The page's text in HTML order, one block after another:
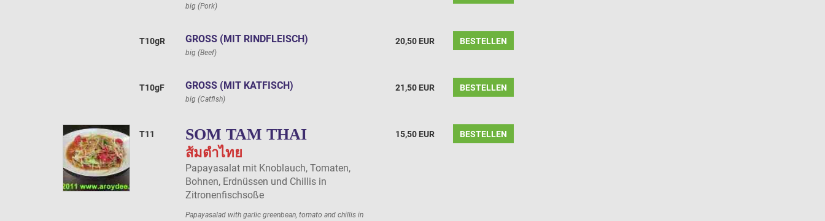
big (Pork)
T10gR GROSS (MIT RINDFLEISCH)
big (Beef)
20,50 EUR BESTELLEN
T10gF GROSS (MIT KATFISCH)
big (Catfish)
21,50 EUR BESTELLEN
T11 SOM TAM THAI
ส้มตําไทย
Papayasalat mit Knoblauch, Tomaten,
Bohnen, Erdnüssen und Chillis in
Zitronenfischsoße
Papayasalad with garlic greenbean, tomato and chillis in
15,50 EUR BESTELLEN